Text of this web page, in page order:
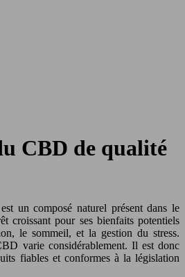
CBD de qualité
un composé naturel présent dans le
croissant pour ses bienfaits potentiels
le sommeil, et la gestion du stress.
varie considérablement. Il est donc
fiables et conformes à la législation